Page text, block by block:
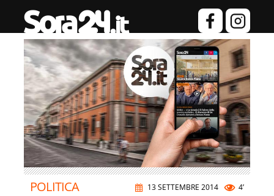
13 SETTEMBRE 2014 4’
POLITICA